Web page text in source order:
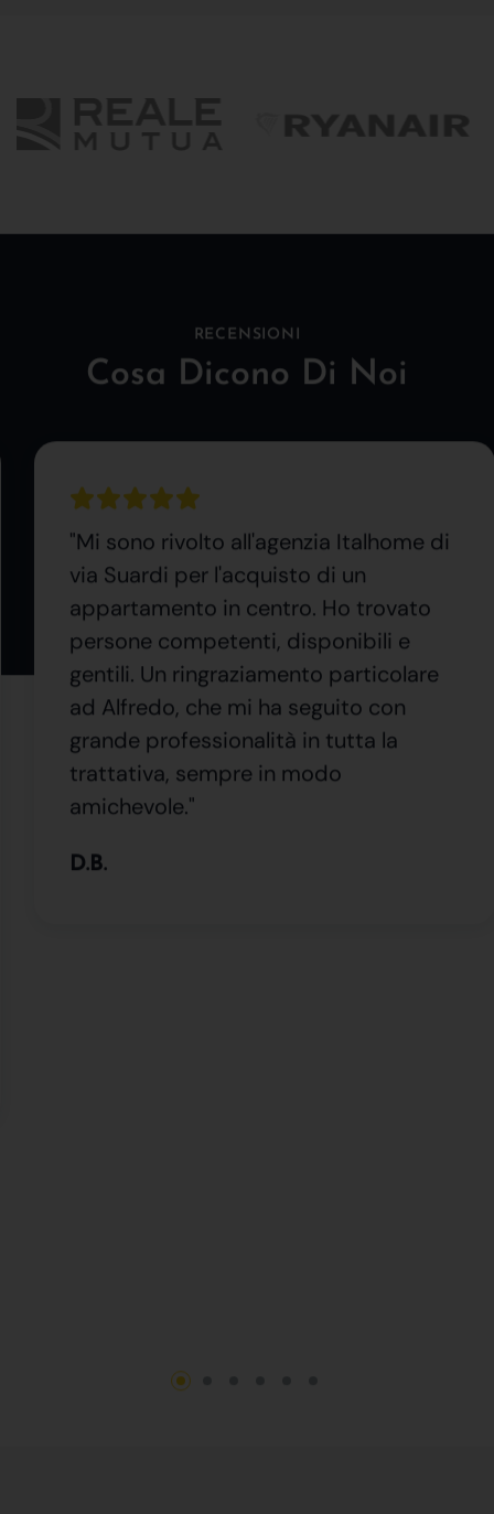
RECENSIONI
Cosa Dicono Di Noi
"Mi sono rivolto all'agenzia Italhome di
via Suardi per l'acquisto di un
appartamento in centro. Ho trovato
persone competenti, disponibili e
gentili. Un ringraziamento particolare
ad Alfredo, che mi ha seguito con
grande professionalità in tutta la
trattativa, sempre in modo
amichevole."
D.B.